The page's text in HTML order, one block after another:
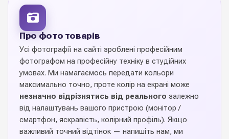
Кількість
Кольорова гама 4 відтінків
Ціна вказана за 1 шт
Виробник
ТОВ PackingFlower,
Україна
Про фото товарів
Усі фотографії на сайті зроблені професійним
фотографом на професійну техніку в студійних
умовах. Ми намагаємось передати кольори
максимально точно, проте колір на екрані може
незначно відрізнятись від реального залежно
від налаштувань вашого пристрою (монітор /
смартфон, яскравість, колірний профіль). Якщо
важливий точний відтінок — напишіть нам, ми